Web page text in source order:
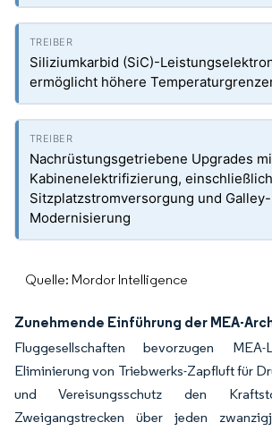
Siliziumkarbid (SiC)-
ermöglicht höhere
Nachrüstungsgetriebene Upgrades
Kabinenelektrifizierung, einschließlich
Sitzplatzstromversorgung und Galley-
Modernisierung
Quelle: Mordor Intelligence
Zunehmende Einführung der MEA-
Fluggesellschaften bevorzugen
Eliminierung von Triebwerks-Zapfluft für
und Vereisungsschutz den
Zweigangstrecken über jeden